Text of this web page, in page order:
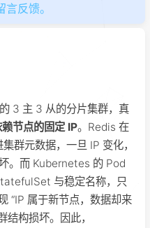
反馈。
3 主 3 从的分片集群，真
节点的固定 IP。Redis 在
群元数据，一旦 IP 变化，
。而 Kubernetes 的 Pod
与稳定名称，只
“IP 属于新节点，数据却来
结构损坏。因此，